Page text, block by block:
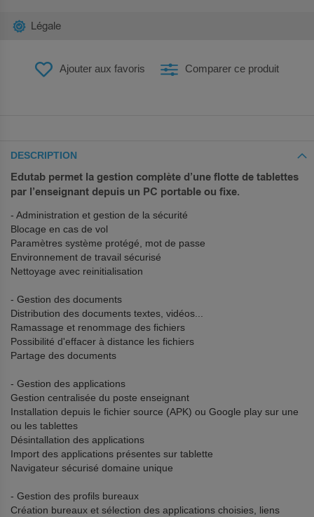
Ajouter aux favoris Comparer ce produit
Légale
DESCRIPTION
Edutab permet la gestion complète d’une flotte de tablettes
par l’enseignant depuis un PC portable ou fixe.
- Administration et gestion de la sécurité
Blocage en cas de vol
Paramètres système protégé, mot de passe
Environnement de travail sécurisé
Nettoyage avec reinitialisation
- Gestion des documents
Distribution des documents textes, vidéos...
Ramassage et renommage des fichiers
Possibilité d'effacer à distance les fichiers
Partage des documents
- Gestion des applications
Gestion centralisée du poste enseignant
Installation depuis le fichier source (APK) ou Google play sur une
ou les tablettes
Désintallation des applications
Import des applications présentes sur tablette
Navigateur sécurisé domaine unique
- Gestion des profils bureaux
Création bureaux et sélection des applications choisies, liens